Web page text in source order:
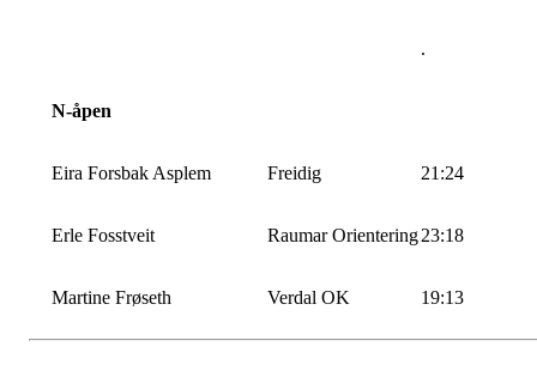
.
N-åpen
Eira Forsbak Asplem Freidig 21:24
Erle Fosstveit Raumar Orientering23:18
Martine Frøseth Verdal OK 19:13